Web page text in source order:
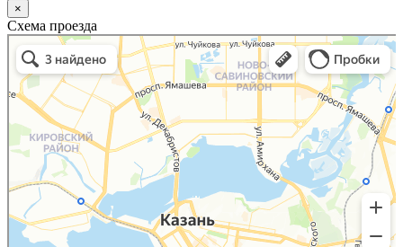
×
Схема проезда
Казань
Малый Татарский переулок, 8 на карте Москвы, ближайшее метро Новокузнецкая —
Яндекс.Карты